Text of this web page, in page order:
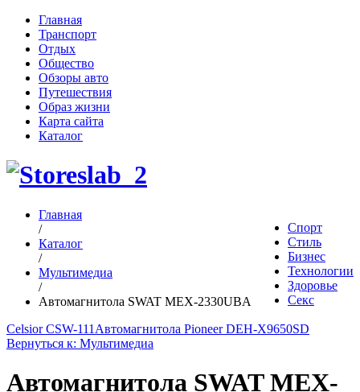
Главная
Транспорт
Отдых
Общество
Обзоры авто
Путешествия
Образ жизни
Карта сайта
Каталог
Спорт
Стиль
Бизнес
Технологии
Здоровье
Секс
Главная
/
Каталог
/
Мультимедиа
/
Автомагнитола SWAT MEX-2330UBA
Celsior CSW-111 Автомагнитола Pioneer DEH-X9650SD
Вернуться к: Мультимедиа
Автомагнитола SWAT MEX-